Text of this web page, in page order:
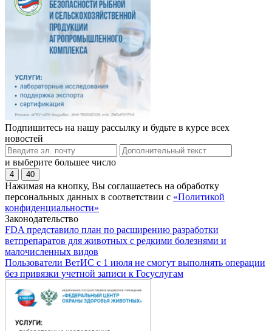
Подпишитесь на нашу рассылку и будьте в курсе всех
новостей
и выберите большее число
4 40
Нажимая на кнопку, Вы соглашаетесь на обработку
персональных данных в соответствии с «Политикой
конфиденциальности»
Законодательство
FDA представило план по расширению разработки
ветпрепаратов для животных с редкими болезнями и
малочисленных видов
Пользователи ВетИС с 1 июля не смогут выполнять операции
без привязки учетной записи к Госуслугам